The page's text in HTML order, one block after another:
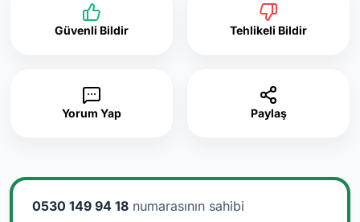
Güvenli Bildir Tehlikeli Bildir
Yorum Yap Paylaş
0530 149 94 18 numarasının sahibi